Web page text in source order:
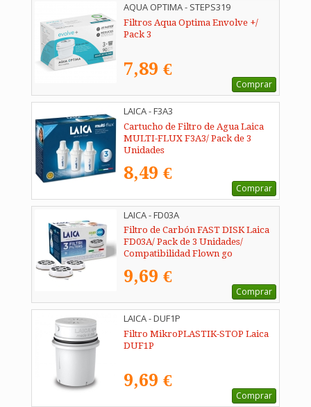
AQUA OPTIMA - STEPS319
Filtros Aqua Optima Envolve +/
Pack 3
7,89 €
Comprar
LAICA - F3A3
Cartucho de Filtro de Agua Laica
MULTI-FLUX F3A3/ Pack de 3
Unidades
8,49 €
Comprar
LAICA - FD03A
Filtro de Carbón FAST DISK Laica
FD03A/ Pack de 3 Unidades/
Compatibilidad Flown go
9,69 €
Comprar
LAICA - DUF1P
Filtro MikroPLASTIK-STOP Laica
DUF1P
9,69 €
Comprar